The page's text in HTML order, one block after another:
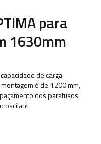
para
1630mm
de carga
é de 1200 mm,
dos parafusos
oscilant